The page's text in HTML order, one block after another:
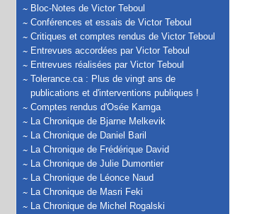
Bloc-Notes de Victor Teboul
Conférences et essais de Victor Teboul
Critiques et comptes rendus de Victor Teboul
Entrevues accordées par Victor Teboul
Entrevues réalisées par Victor Teboul
Tolerance.ca : Plus de vingt ans de
publications et d'interventions publiques !
Comptes rendus d'Osée Kamga
La Chronique de Bjarne Melkevik
La Chronique de Daniel Baril
La Chronique de Frédérique David
La Chronique de Julie Dumontier
La Chronique de Léonce Naud
La Chronique de Masri Feki
La Chronique de Michel Rogalski